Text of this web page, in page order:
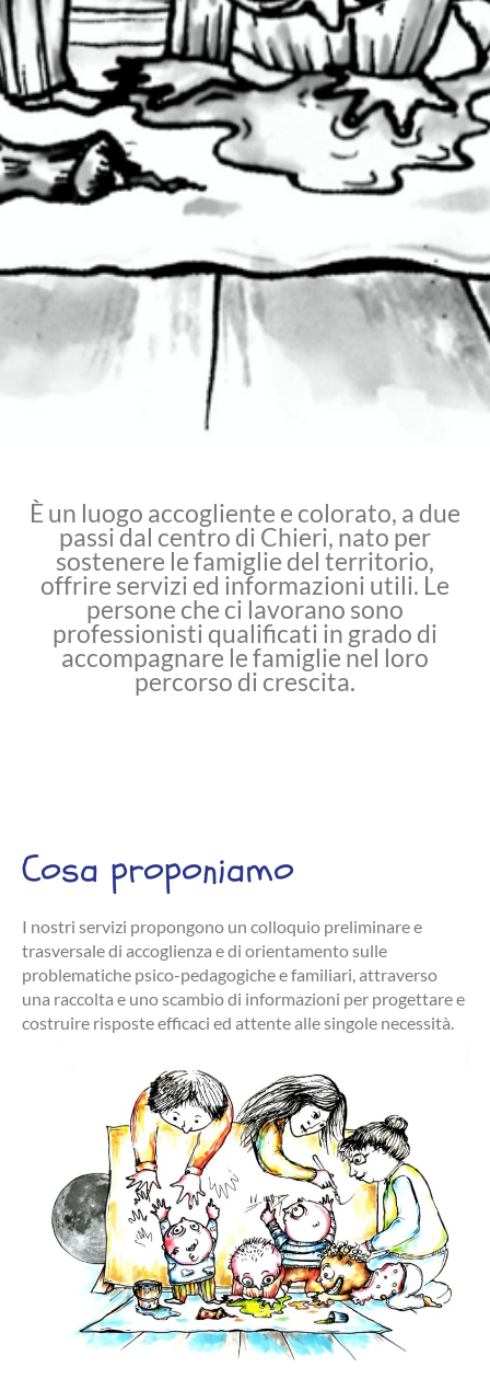
È un luogo accogliente e colorato, a due
passi dal centro di Chieri, nato per
sostenere le famiglie del territorio,
offrire servizi ed informazioni utili. Le
persone che ci lavorano sono
professionisti qualificati in grado di
accompagnare le famiglie nel loro
percorso di crescita.
Cosa proponiamo
I nostri servizi propongono un colloquio preliminare e
trasversale di accoglienza e di orientamento sulle
problematiche psico-pedagogiche e familiari, attraverso
una raccolta e uno scambio di informazioni per progettare e
costruire risposte efficaci ed attente alle singole necessità.